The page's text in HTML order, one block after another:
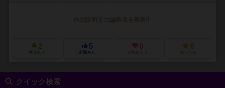
2
興味あり
5
経験あり
0
お気に入り
6
持ってる
クイック検索